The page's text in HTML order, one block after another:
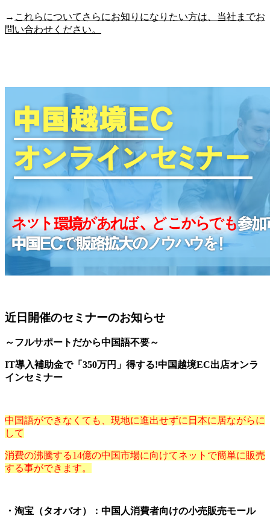
→ これらについてさらにお知りになりたい方は、当社までお
問い合わせください。
近日開催のセミナーのお知らせ
～フルサポートだから中国語不要～
IT導入補助金で「350万円」得する!中国越境EC出店オンラ
インセミナー
中国語ができなくても、現地に進出せずに日本に居ながらに
して
消費の沸騰する14億の中国市場に向けてネットで簡単に販売
する事ができます。
・淘宝（タオバオ）：中国人消費者向けの小売販売モール